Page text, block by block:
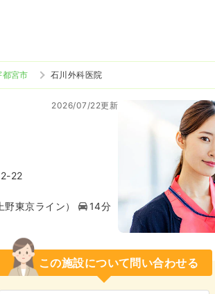
都宮市 石川外科医院
2026/07/22更新
22
東京ライン） 14分
この施設について問い合わせる